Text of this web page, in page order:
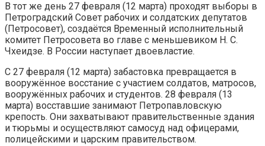
В тот же день 27 февраля (12 марта) проходят выборы в
Петроградский Совет рабочих и солдатских депутатов
(Петросовет), создаётся Временный исполнительный
комитет Петросовета во главе с меньшевиком Н. С.
Чхеидзе. В России наступает двоевластие.
С 27 февраля (12 марта) забастовка превращается в
вооружённое восстание с участием солдатов, матросов,
вооружённых рабочих и студентов. 28 февраля (13
марта) восставшие занимают Петропавловскую
крепость. Они захватывают правительственные здания
и тюрьмы и осуществляют самосуд над офицерами,
полицейскими и царским правительством.